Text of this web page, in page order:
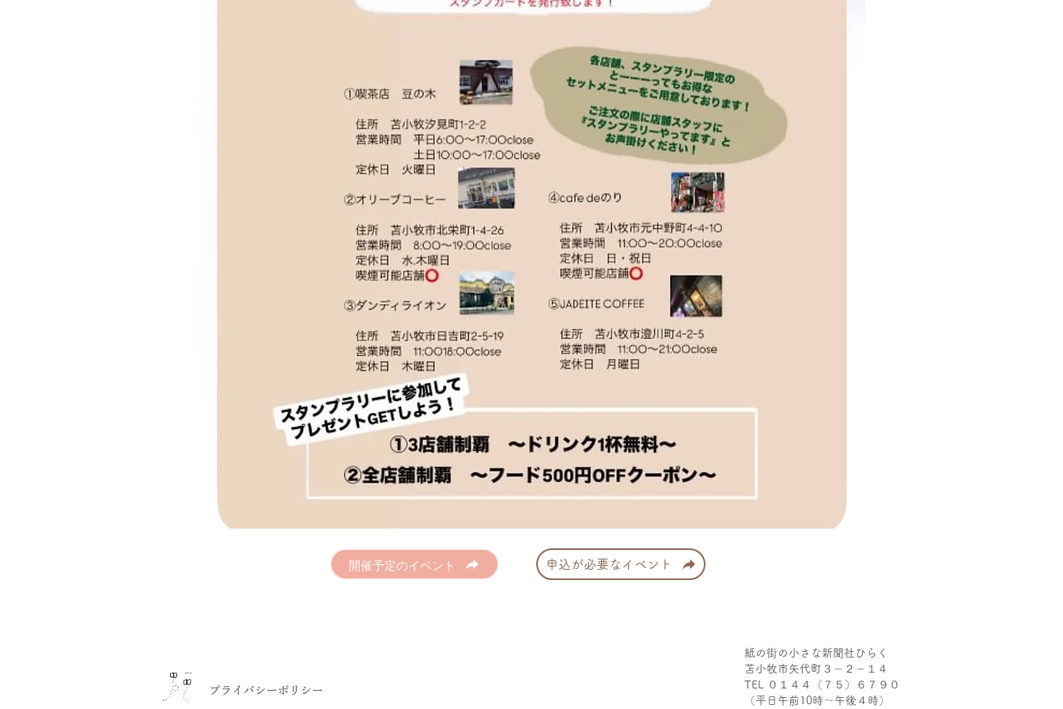
開催予定のイベント 申込が必要なイベント
紙の街の小さな新聞社ひらく
苫小牧市矢代町３－２－１４
TEL ０１４４（７５）６７９０
（平日午前10時～午後４時）